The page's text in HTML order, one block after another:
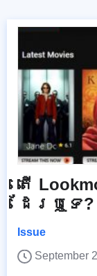
តើ
ដែរឬទេ?
Issue
September